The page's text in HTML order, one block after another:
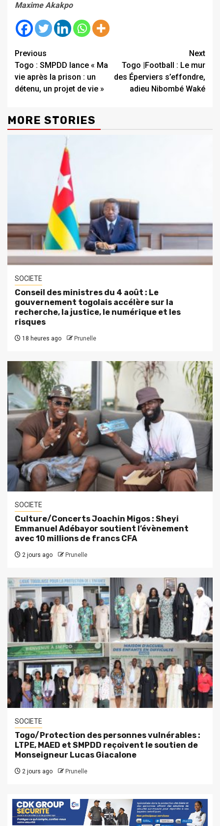
Maxime Akakpo
Continue
Reading
Previous
Togo : SMPDD lance « Ma
vie après la prison : un
détenu, un projet de vie »
Next
Togo |Football : Le mur
des Éperviers s’effondre,
adieu Nibombé Waké
MORE STORIES
SOCIETE
Conseil des ministres du 4 août : Le
gouvernement togolais accélère sur la
recherche, la justice, le numérique et les
risques
18 heures ago Prunelle
SOCIETE
Culture/Concerts Joachin Migos : Sheyi
Emmanuel Adébayor soutient l’évènement
avec 10 millions de francs CFA
2 jours ago Prunelle
SOCIETE
Togo/Protection des personnes vulnérables :
LTPE, MAED et SMPDD reçoivent le soutien de
Monseigneur Lucas Giacalone
2 jours ago Prunelle